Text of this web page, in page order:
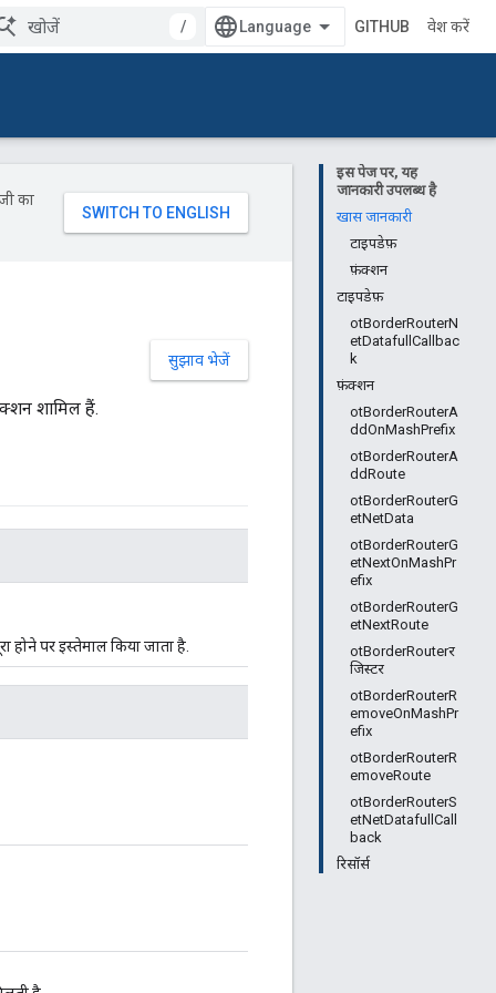
/ GITHUB प्रवेश करें
इस पेज पर, यह
जानकारी उपलब्ध है
खास जानकारी
टाइपडेफ़
फ़ंक्शन
टाइपडेफ़
otBorderRouterN
etDatafullCallbac
k
फ़ंक्शन
otBorderRouterA
ddOnMashPrefix
otBorderRouterA
ddRoute
otBorderRouterG
etNetData
otBorderRouterG
etNextOnMashPr
efix
otBorderRouterG
etNextRoute
otBorderRouterर
जिस्टर
otBorderRouterR
emoveOnMashPr
efix
otBorderRouterR
emoveRoute
otBorderRouterS
etNetDatafullCall
back
रिसॉर्स
का
सुझाव भेजें
शामिल हैं.
पर इस्तेमाल किया जाता है.